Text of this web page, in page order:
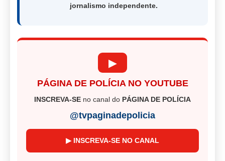
jornalismo independente.
▶
PÁGINA DE POLÍCIA NO YOUTUBE
INSCREVA-SE no canal do PÁGINA DE POLÍCIA
@tvpaginadepolicia
▶ INSCREVA-SE NO CANAL